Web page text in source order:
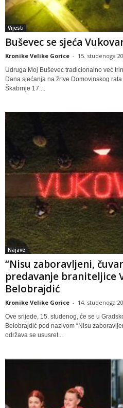
Vijesti
Buševec se sjeća
Kronike Velike Gorice - 15. studenoga
Udruga Moj Buševec tradicionalno već
Dana sjećanja na žrtve Domovinskog
Škabrnje 17....
Najave
“Nisu zaboravljeni,
predavanje braniteljice
Belobrajdić
Kronike Velike Gorice - 14. studenoga
Ove srijede, 15. studenog, će se u
Belobrajdić pod nazivom “Nisu
održava se ususret...